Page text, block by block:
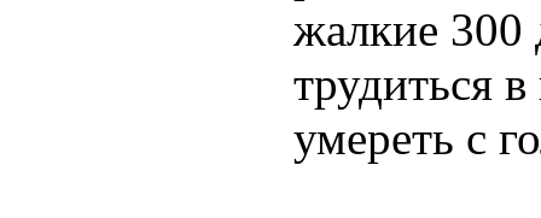
жалкие 300
трудиться
умереть с